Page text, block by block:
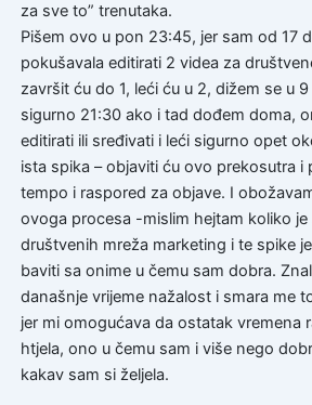
za sve to” trenutaka.
Pišem ovo u pon 23:45, jer sam od 17
pokušavala editirati 2 videa za
završit ću do 1, leći ću u 2, dižem se u
sigurno 21:30 ako i tad dođem doma,
editirati ili sređivati i leći sigurno opet
ista spika – objaviti ću ovo prekosutra i
tempo i raspored za objave. I
ovoga procesa -mislim hejtam koliko
društvenih mreža marketing i te spike
baviti sa onime u čemu sam dobra.
današnje vrijeme nažalost i smara me
jer mi omogućava da ostatak vremena
htjela, ono u čemu sam i više nego
kakav sam si željela.